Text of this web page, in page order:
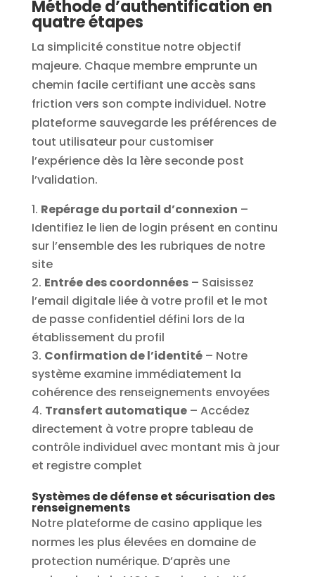
Méthode d’authentification en
quatre étapes
La simplicité constitue notre objectif
majeure. Chaque membre emprunte un
chemin facile certifiant une accès sans
friction vers son compte individuel. Notre
plateforme sauvegarde les préférences de
tout utilisateur pour customiser
l’expérience dès la 1ère seconde post
l’validation.
Repérage du portail d’connexion –
Identifiez le lien de login présent en continu
sur l’ensemble des les rubriques de notre
site
Entrée des coordonnées– Saisissez
l’email digitale liée à votre profil et le mot
de passe confidentiel défini lors de la
établissement du profil
Confirmation de l’identité– Notre
système examine immédiatement la
cohérence des renseignements envoyées
Transfert automatique– Accédez
directement à votre propre tableau de
contrôle individuel avec montant mis à jour
et registre complet
Systèmes de défense et sécurisation des
renseignements
Notre plateforme de casino applique les
normes les plus élevées en domaine de
protection numérique. D’après une